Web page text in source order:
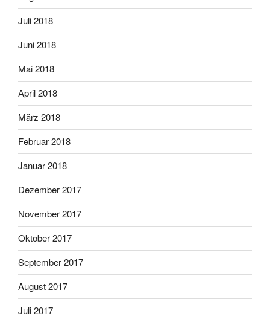
Juli 2018
Juni 2018
Mai 2018
April 2018
März 2018
Februar 2018
Januar 2018
Dezember 2017
November 2017
Oktober 2017
September 2017
August 2017
Juli 2017